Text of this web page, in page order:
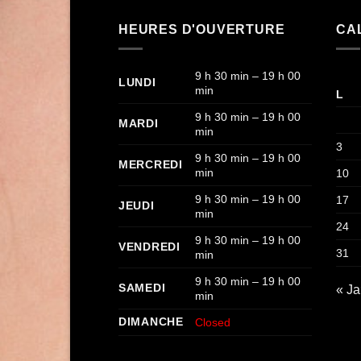
HEURES D'OUVERTURE
LUNDI
9 h 30 min – 19 h 00
min
MARDI
9 h 30 min – 19 h 00
min
MERCREDI
9 h 30 min – 19 h 00
min
JEUDI
9 h 30 min – 19 h 00
min
VENDREDI
9 h 30 min – 19 h 00
min
SAMEDI
9 h 30 min – 19 h 00
min
DIMANCHE
Closed
L
3
10
17
24
31
«